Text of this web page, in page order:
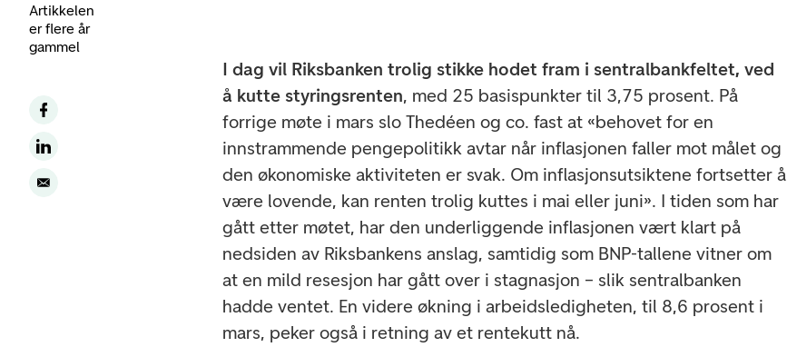
Artikkelen
er flere år
gammel
I dag vil Riksbanken trolig stikke hodet fram i sentralbankfeltet, ved
å kutte styringsrenten, med 25 basispunkter til 3,75 prosent. På
forrige møte i mars slo Thedéen og co. fast at «behovet for en
innstrammende pengepolitikk avtar når inflasjonen faller mot målet og
den økonomiske aktiviteten er svak. Om inflasjonsutsiktene fortsetter å
være lovende, kan renten trolig kuttes i mai eller juni». I tiden som har
gått etter møtet, har den underliggende inflasjonen vært klart på
nedsiden av Riksbankens anslag, samtidig som BNP-tallene vitner om
at en mild resesjon har gått over i stagnasjon – slik sentralbanken
hadde ventet. En videre økning i arbeidsledigheten, til 8,6 prosent i
mars, peker også i retning av et rentekutt nå.